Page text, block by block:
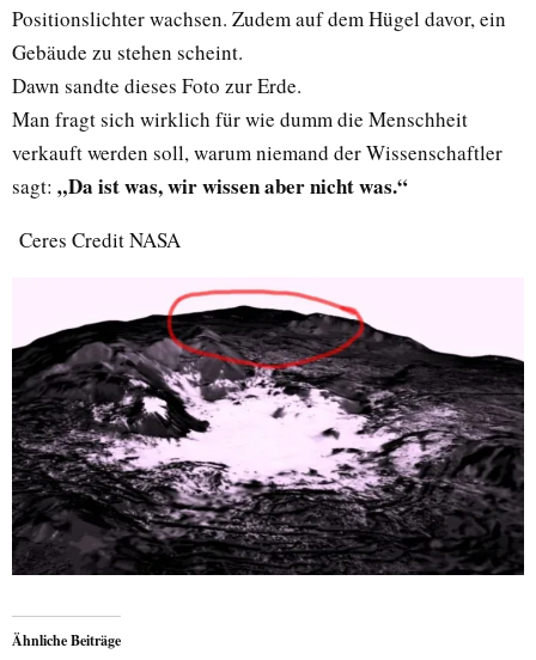
Positionslichter wachsen. Zudem auf dem Hügel davor, ein
Gebäude zu stehen scheint.
Dawn sandte dieses Foto zur Erde.
Man fragt sich wirklich für wie dumm die Menschheit
verkauft werden soll, warum niemand der Wissenschaftler
sagt: „Da ist was, wir wissen aber nicht was.“
Ceres Credit NASA
Ähnliche Beiträge